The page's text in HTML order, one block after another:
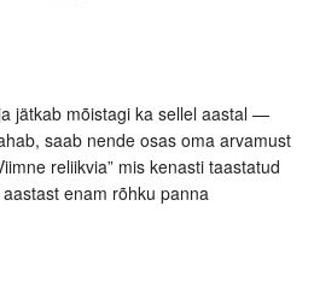
jätkab mõistagi ka sellel aastal —
saab nende osas oma arvamust
reliikvia” mis kenasti taastatud
enam rõhku panna